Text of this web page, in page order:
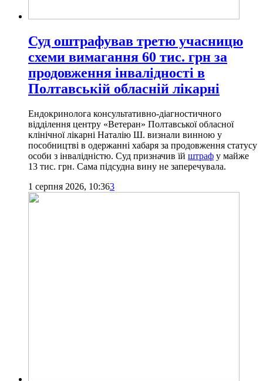
Суд оштрафував третю учасницю
схеми вимагання 60 тис. грн за
продовження інвалідності в
Полтавській обласній лікарні
Ендокринолога консультативно-діагностичного
відділення центру «Ветеран» Полтавської обласної
клінічної лікарні Наталію Ш. визнали винною у
пособництві в одержанні хабаря за продовження статусу
особи з інвалідністю. Суд призначив їй штраф у майже
13 тис. грн. Сама підсудна вину не заперечувала.
1 серпня 2026, 10:363